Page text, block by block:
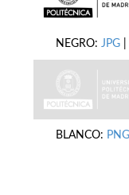
NEGRO: JPG
BLANCO: PNG